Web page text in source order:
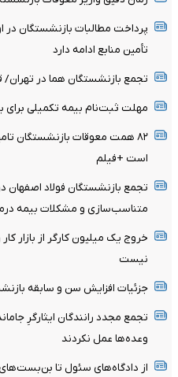
پرداخت مطالبات بازنشستگان در
تأمین منابع ادامه دارد
تجمع بازنشستگان هما در تهران/
مهلت ثبت‌نام بیمه تکمیلی برای
۸۲ همت معوقات بازنشستگان
است +فیلم
تجمع بازنشستگان فولاد اصفهان
متناسب‌سازی و مشکلات بیمه
نیست
جزئیات افزایش سن و سابقه
تجمع مجدد رانندگان ایثارگرِ
وعده‌ها عمل نکردند
از دادگاه‌های سئول تا بن‌بست‌های